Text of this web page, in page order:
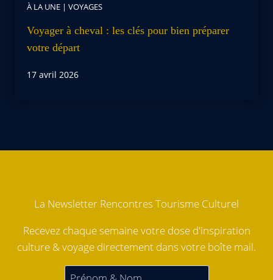
À LA UNE | VOYAGES
Voyager à cheval : les clés pour bien préparer
votre départ
17 avril 2026
La Newsletter Rencontres Tourisme Culturel
Recevez chaque semaine votre dose d'inspiration
culture & voyage directement dans votre boîte mail.